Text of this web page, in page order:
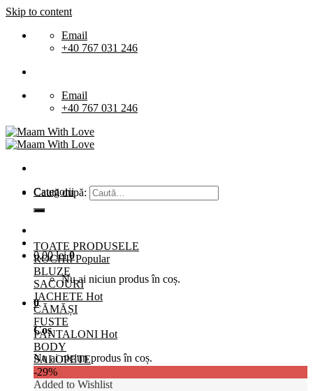
Skip to content
Email
+40 767 031 246
Email
+40 767 031 246
Caută după:
0,00lei 0
Nu ai niciun produs în coș.
0
Coș
Nu ai niciun produs în coș.
Categorii
TOATE PRODUSELE
ROCHII
BLUZE
SACOURI
JACHETE
CĂMĂȘI
FUSTE
PANTALONI
BODY
SALOPETE
-29%
Added to Wishlist